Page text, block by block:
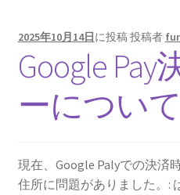
2025年10月14日に投稿投稿者
Google
ーについて
現在、Google Palyでの決済
住所に問題がありました。: